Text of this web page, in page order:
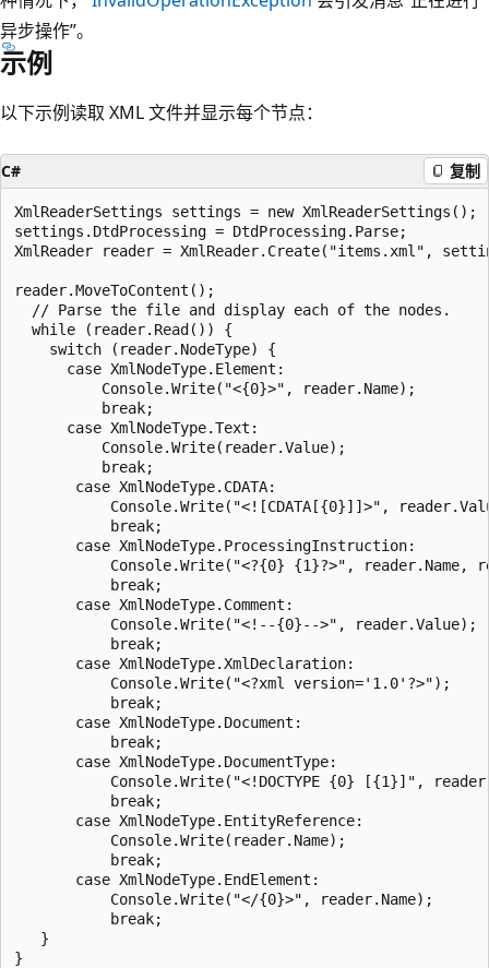
异步操作”。
示例
以下示例读取 XML 文件并显示每个节点：
C# 复制
XmlReaderSettings settings = new XmlReaderSettings();
settings.DtdProcessing = DtdProcessing.Parse;
XmlReader reader = XmlReader.Create("items.xml",
reader.MoveToContent();
  // Parse the file and display each of the nodes.
  while (reader.Read()) {
    switch (reader.NodeType) {
      case XmlNodeType.Element:
          Console.Write("<{0}>", reader.Name);
          break;
      case XmlNodeType.Text:
          Console.Write(reader.Value);
          break;
       case XmlNodeType.CDATA:
Console.Write("<![CDATA[{0}]]>",
           break;
       case XmlNodeType.ProcessingInstruction:
Console.Write("<?{0} {1}?>", reader.Name,
           break;
       case XmlNodeType.Comment:
           Console.Write("<!--{0}-->", reader.Value);
           break;
       case XmlNodeType.XmlDeclaration:
           Console.Write("<?xml version='1.0'?>");
           break;
       case XmlNodeType.Document:
           break;
       case XmlNodeType.DocumentType:
Console.Write("<!DOCTYPE {0} [{1}]",
           break;
       case XmlNodeType.EntityReference:
           Console.Write(reader.Name);
           break;
       case XmlNodeType.EndElement:
           Console.Write("</{0}>", reader.Name);
           break;
   }
}